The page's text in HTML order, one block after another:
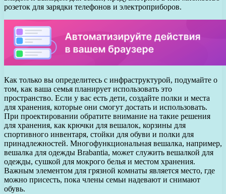
розеток для зарядки телефонов и электроприборов.
Как только вы определитесь с инфраструктурой, подумайте о
том, как ваша семья планирует использовать это
пространство. Если у вас есть дети, создайте полки и места
для хранения, которые они смогут достать и использовать.
При проектировании обратите внимание на такие решения
для хранения, как крючки для вешалок, корзины для
спортивного инвентаря, стойки для обуви и полки для
принадлежностей. Многофункциональная вешалка, например,
вешалка для одежды Brabantia, может служить вешалкой для
одежды, сушкой для мокрого белья и местом хранения.
Важным элементом для грязной комнаты является место, где
можно присесть, пока члены семьи надевают и снимают
обувь.